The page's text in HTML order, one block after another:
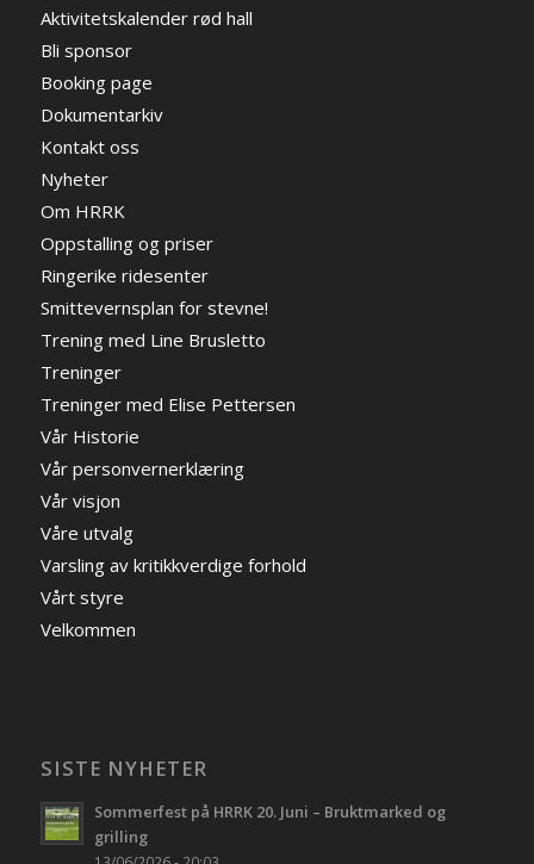
Aktivitetskalender rød hall
Bli sponsor
Booking page
Dokumentarkiv
Kontakt oss
Nyheter
Om HRRK
Oppstalling og priser
Ringerike ridesenter
Smittevernsplan for stevne!
Trening med Line Brusletto
Treninger
Treninger med Elise Pettersen
Vår Historie
Vår personvernerklæring
Vår visjon
Våre utvalg
Varsling av kritikkverdige forhold
Vårt styre
Velkommen
SISTE NYHETER
Sommerfest på HRRK 20. Juni – Bruktmarked og
grilling